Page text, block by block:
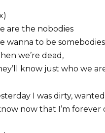
are the nobodies
wanna to be somebodies
we’re dead,
know just who we
I was dirty,
now that I’m forever